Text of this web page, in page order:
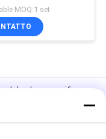
di prova del
nastro
MOQ:1 set
del sale per verificare
della tensione